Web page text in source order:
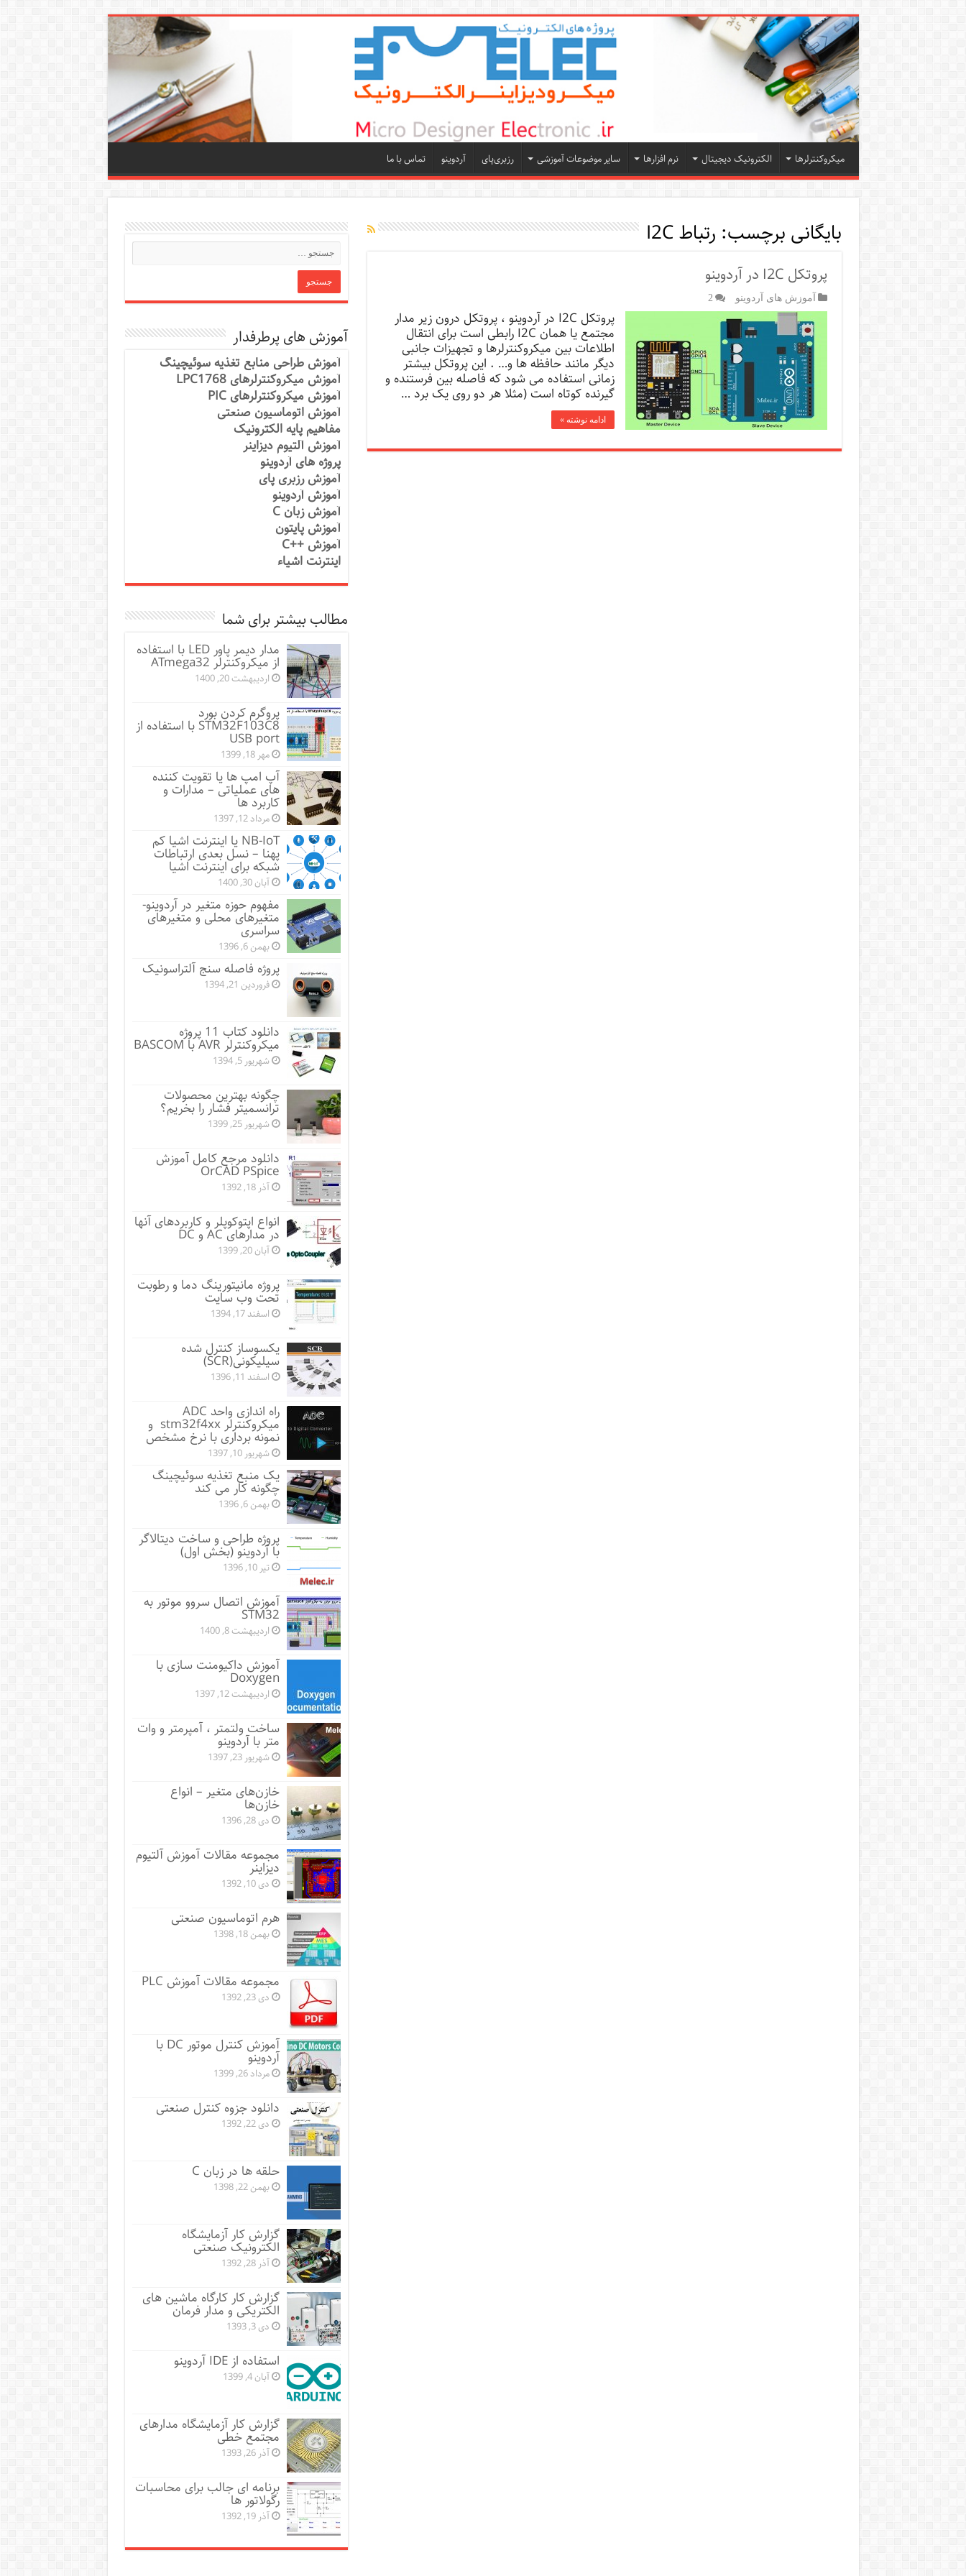
میکروکنترلرها الکترونیک دیجیتال نرم افزارها سایر موضوعات آموزشی رزبری‌پای آردوینو تماس با ما
بایگانی برچسب: رتباط I2C
پروتکل I2C در آردوینو
آموزش های آردوینو 2
پروتکل I2C در آردوینو ، پروتکل درون زیر مدار
مجتمع یا همان I2C رابطی است برای انتقال
اطلاعات بین میکروکنترلرها و تجهیزات جانبی
دیگر مانند حافظه ها و… . این پروتکل بیشتر
زمانی استفاده می شود که فاصله بین فرستنده و
گیرنده کوتاه است (مثلا هر دو روی یک برد …
ادامه نوشته »
آموزش های پرطرفدار
آموزش طراحی منابع تغذیه سوئیچینگ
آموزش میکروکنترلرهای LPC1768
آموزش میکروکنترلرهای PIC
آموزش اتوماسیون صنعتی
مفاهیم پایه الکترونیک
آموزش آلتیوم دیزاینر
پروژه های آردوینو
آموزش رزبری پای
آموزش آردوینو
آموزش زبان C
آموزش پایتون
آموزش ++C
اینترنت اشیاء
مطالب بیشتر برای شما
مدار دیمر پاور LED با استفاده
از میکروکنترلر ATmega32
اردیبهشت 20, 1400
پروگرم کردن بورد
STM32F103C8 با استفاده از
USB port
مهر 18, 1399
آپ امپ ها یا تقویت کننده
های عملیاتی – مدارات و
کاربرد ها
مرداد 12, 1397
NB-IoT یا اینترنت اشیا کم
پهنا – نسل بعدی ارتباطات
شبکه برای اینترنت اشیا
آبان 30, 1400
مفهوم حوزه متغیر در آردوینو-
متغیرهای محلی و متغیرهای
سراسری
بهمن 6, 1396
پروژه فاصله سنج آلتراسونیک
فروردین 21, 1394
دانلود کتاب 11 پروژه
میکروکنترلر AVR با BASCOM
شهریور 5, 1394
چگونه بهترین محصولات
ترانسمیتر فشار را بخریم؟
شهریور 25, 1399
دانلود مرجع کامل آموزش
OrCAD PSpice
آذر 18, 1392
انواع اپتوکوپلر و کاربردهای آنها
در مدارهای AC و DC
آبان 20, 1399
پروژه مانيتورينگ دما و رطوبت
تحت وب سایت
اسفند 17, 1394
یکسوساز کنترل شده
سیلیکونی(SCR)
اسفند 11, 1396
راه اندازی واحد ADC
میکروکنترلر stm32f4xx و
نمونه برداری با نرخ مشخص
شهریور 10, 1397
یک منبع تغذیه سوئیچینگ
چگونه کار می کند
بهمن 6, 1396
پروژه طراحی و ساخت دیتالاگر
با آردوینو (بخش اول)
تیر 10, 1396
آموزش اتصال سروو موتور به
STM32
اردیبهشت 8, 1400
آموزش داکیومنت سازی با
Doxygen
اردیبهشت 12, 1397
ساخت ولتمتر ، آمپرمتر و وات
متر با آردوینو
شهریور 23, 1397
خازن‌های متغیر – انواع
خازن‌ها
دی 28, 1396
مجموعه مقالات آموزش آلتیوم
دیزاینر
دی 10, 1392
هرم اتوماسیون صنعتی
بهمن 18, 1398
مجموعه مقالات آموزش PLC
دی 23, 1392
آموزش کنترل موتور DC با
آردوینو
مرداد 26, 1399
دانلود جزوه کنترل صنعتی
دی 22, 1392
حلقه ها در زبان C
بهمن 22, 1398
گزارش کار آزمایشگاه
الکترونیک صنعتی
آذر 28, 1392
گزارش کار کارگاه ماشین های
الکتریکی و مدار فرمان
دی 3, 1393
استفاده از IDE آردوینو
آبان 4, 1399
گزارش کار آزمایشگاه مدارهای
مجتمع خطی
آذر 26, 1393
برنامه ای جالب برای محاسبات
رگولاتور ها
آذر 19, 1392